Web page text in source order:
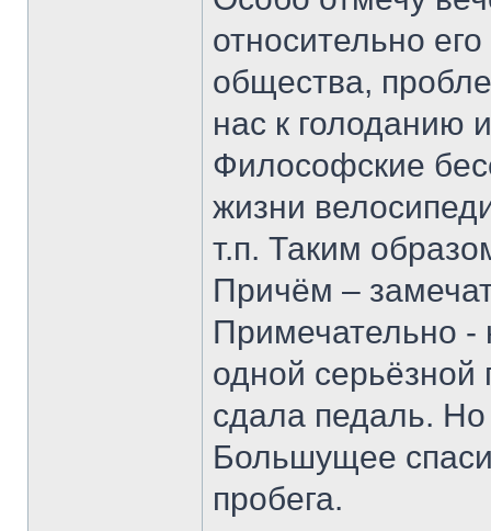
относительно
общества,
нас к голоданию
Философские
жизни
т.п. Таким
Причём –
Примечательно -
одной серьёзной
сдала педаль.
Большущее
пробега.